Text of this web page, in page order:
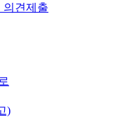
의견제출
)